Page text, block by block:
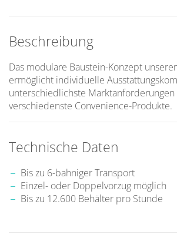
Beschreibung
Das modulare Baustein-Konzept
ermöglicht individuelle
unterschiedlichste Marktanforderungen
verschiedenste Convenience-Produkte.
Technische Daten
Bis zu 6-bahniger Transport
Einzel- oder Doppelvorzug möglich
Bis zu 12.600 Behälter pro Stunde